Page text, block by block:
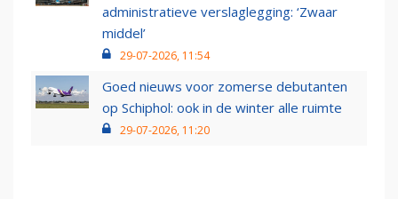
administratieve verslaglegging: ‘Zwaar
middel’
29-07-2026, 11:54
Goed nieuws voor zomerse debutanten
op Schiphol: ook in de winter alle ruimte
29-07-2026, 11:20